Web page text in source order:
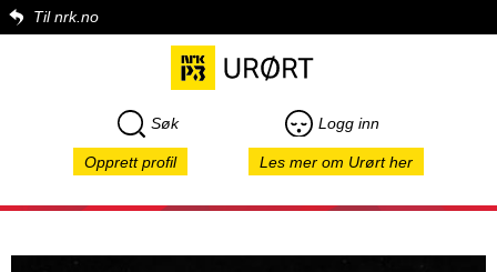
Til nrk.no
Søk Logg inn
Opprett profil Les mer om Urørt her